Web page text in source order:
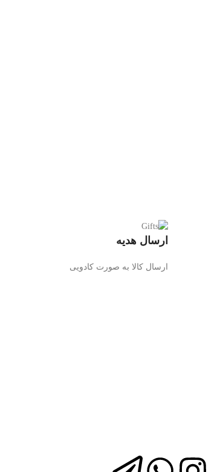
ارسال هدیه
ارسال کالا به صورت کادویی